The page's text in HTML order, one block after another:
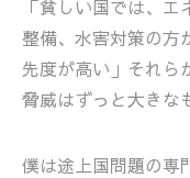
「貧しい国では、
整備、水害対策の方
先度が高い」それら
脅威はずっと大きな
僕は途上国問題の専